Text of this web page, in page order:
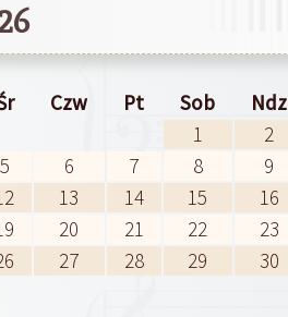
Czw Pt Sob
Ndz
1
2
5 6 7 8
9
13 14 15
16
20 21 22
23
27 28 29
30